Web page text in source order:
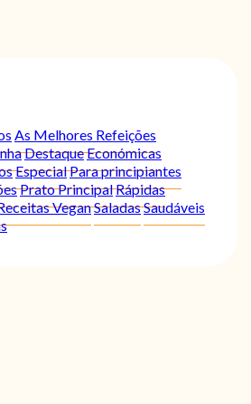
As Melhores Refeições
DestaqueEconómicas
EspecialPara principiantes
Prato PrincipalRápidas
VeganSaladasSaudáveis